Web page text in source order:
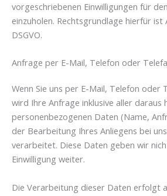
vorgeschriebenen Einwilligungen für
einzuholen. Rechtsgrundlage hierfür ist
DSGVO.
Anfrage per E-Mail, Telefon oder
Wenn Sie uns per E-Mail, Telefon oder
wird Ihre Anfrage inklusive aller daraus
personenbezogenen Daten (Name,
der Bearbeitung Ihres Anliegens bei
verarbeitet. Diese Daten geben wir
Einwilligung weiter.
Die Verarbeitung dieser Daten erfolgt